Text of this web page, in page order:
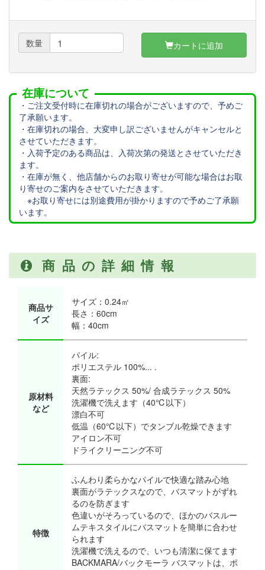
数量 カートに追加
在庫について
・ご注文受付時に在庫切れの場合がございますので、予めご
了承願います。
・在庫切れの場合、大変申し訳ございませんがキャンセルと
させていただきます。
・入荷予定のある商品は、入荷次第の発送とさせていただき
ます。
・在庫が無く、他店舗からのお取り寄せが可能な場合はお取
り寄せのご案内をさせていただきます。
※お取り寄せには別途費用が掛かりますので予めご了承願
います。
商品の詳細情報
商品サ
イズ
サイズ：0.24㎡
長さ：60cm
幅：40cm
原材料
など
パイル:
ポリエステル 100%... .
裏面:
天然ラテックス 50%/ 合成ラテックス 50%
洗濯機で洗えます（40℃以下）
漂白不可
低温（60℃以下）でタンブル乾燥できます
アイロン不可
ドライクリーニング不可
特徴
ふんわり柔らかなパイルで快適な踏み心地
裏面がラテックスなので、バスマットがずれ
るのを防ぎます
色違いがそろっているので、ほかのバスルー
ムテキスタイルにバスマットを簡単に合わせ
られます
洗濯機で洗えるので、いつも清潔に保てます
BACKMARA/バックモーラ バスマットは、ポ